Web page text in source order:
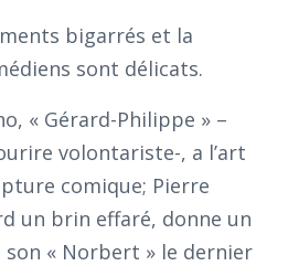
bigarrés et la
sont délicats.
« Gérard-Philippe » –
volontariste-, a l’art
comique; Pierre
un brin effaré, donne un
« Norbert » le dernier